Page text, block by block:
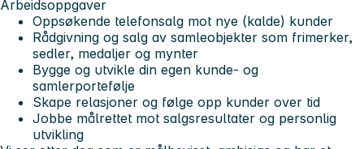
Arbeidsoppgaver
Oppsøkende telefonsalg mot nye (kalde) kunder
Rådgivning og salg av samleobjekter som frimerker,
sedler, medaljer og mynter
Bygge og utvikle din egen kunde- og
samlerportefølje
Skape relasjoner og følge opp kunder over tid
Jobbe målrettet mot salgsresultater og personlig
utvikling